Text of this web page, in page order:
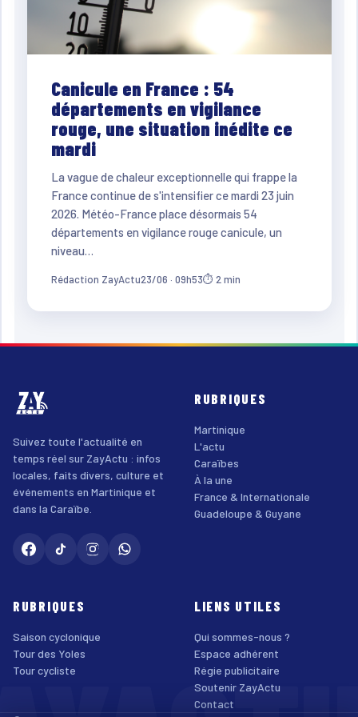
Canicule en France : 54
départements en vigilance
rouge, une situation inédite ce
mardi
La vague de chaleur exceptionnelle qui frappe la
France continue de s'intensifier ce mardi 23 juin
2026. Météo-France place désormais 54
départements en vigilance rouge canicule, un
niveau…
Rédaction ZayActu23/06 · 09h53⏱ 2 min
Suivez toute l'actualité en
temps réel sur ZayActu : infos
locales, faits divers, culture et
événements en Martinique et
dans la Caraïbe.
RUBRIQUES
Martinique
L'actu
Caraïbes
À la une
France & Internationale
Guadeloupe & Guyane
RUBRIQUES
Saison cyclonique
Tour des Yoles
Tour cycliste
LIENS UTILES
Qui sommes-nous ?
Espace adhérent
Régie publicitaire
Soutenir ZayActu
Contact